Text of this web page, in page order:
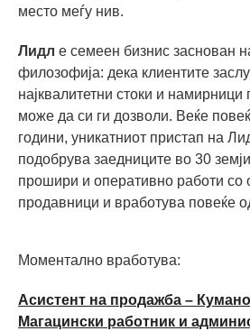
место меѓу нив.
Лидл е семеен бизнис заснован
филозофија: дека клиентите
најквалитетни стоки и намирници
може да си ги дозволи. Веќе
години, уникатниот пристап на
подобрувa заедниците во 30
прошири и оперативно работи со
продавници и вработува повеќе
Моментално вработува:
Асистент на продажба –
Магацински работник и